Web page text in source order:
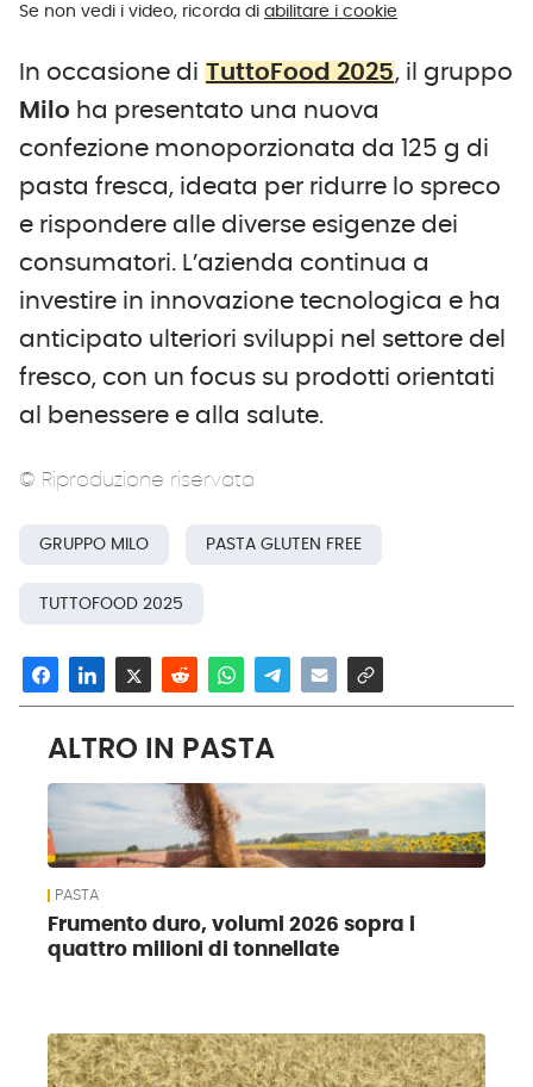
Se non vedi i video, ricorda di abilitare i cookie
In occasione di TuttoFood 2025, il gruppo
Milo ha presentato una nuova
confezione monoporzionata da 125 g di
pasta fresca, ideata per ridurre lo spreco
e rispondere alle diverse esigenze dei
consumatori. L’azienda continua a
investire in innovazione tecnologica e ha
anticipato ulteriori sviluppi nel settore del
fresco, con un focus su prodotti orientati
al benessere e alla salute.
© Riproduzione riservata
GRUPPO MILO PASTA GLUTEN FREE
TUTTOFOOD 2025
ALTRO IN PASTA
PASTA
Frumento duro, volumi 2026 sopra i
quattro milioni di tonnellate